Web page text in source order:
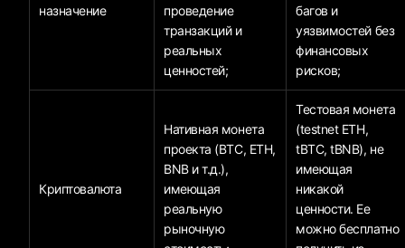
назначение
проведение
транзакций и
реальных
ценностей;
багов и
уязвимостей без
финансовых
рисков;
Криптовалюта
Нативная монета
проекта (BTC, ETH,
BNB и т.д.),
имеющая
реальную
рыночную
Тестовая монета
(testnet ETH,
tBTC, tBNB), не
имеющая
никакой
ценности. Ее
можно бесплатно